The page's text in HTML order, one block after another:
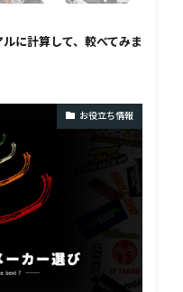
に計算して、較べてみま
お役立ち情報